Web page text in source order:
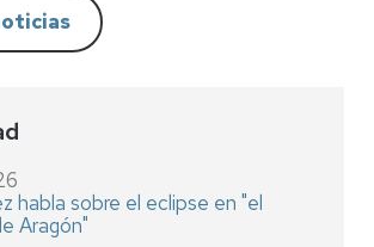
habla sobre el eclipse en "el
Aragón"